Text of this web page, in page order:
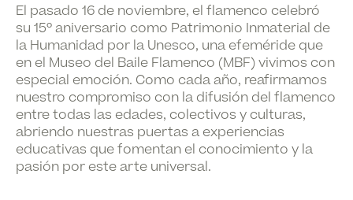
El pasado 16 de noviembre, el flamenco celebró
su 15º aniversario como Patrimonio Inmaterial de
la Humanidad por la Unesco, una efeméride que
en el Museo del Baile Flamenco (MBF)vivimos con
especial emoción. Como cada año, reafirmamos
nuestro compromiso con la difusión del flamenco
entre todas las edades, colectivos y culturas,
abriendo nuestras puertas a experiencias
educativas que fomentan el conocimiento y la
pasión por este arte universal.